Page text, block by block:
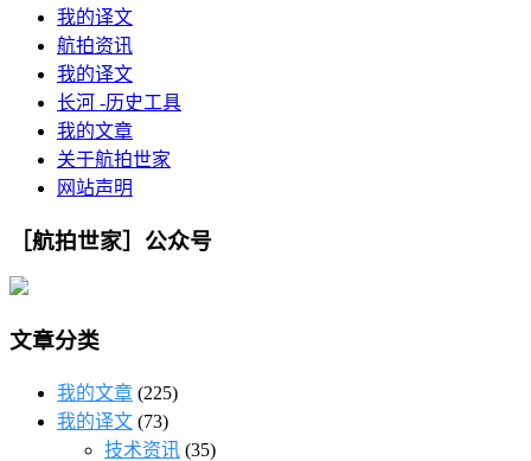
我的译文
航拍资讯
我的译文
长河 -历史工具
我的文章
关于航拍世家
网站声明
［航拍世家］公众号
文章分类
我的文章 (225)
我的译文 (73)
技术资讯 (35)